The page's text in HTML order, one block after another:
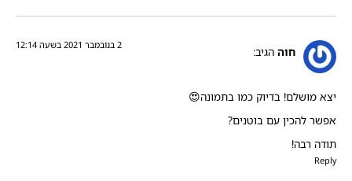
חוה הגיב:
2 בנובמבר 2021 בשעה 12:14
יצא מושלם! בדיוק כמו בתמונה😍
אפשר להכין עם בוטנים?
תודה רבה!
Reply